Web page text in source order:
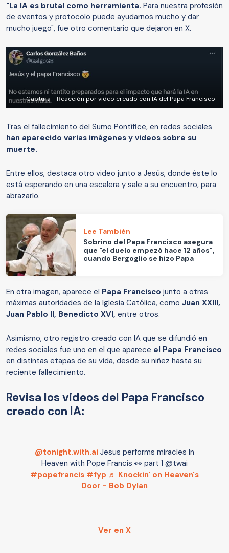
"La IA es brutal como herramienta. Para nuestra profesión
de eventos y protocolo puede ayudarnos mucho y dar
mucho juego", fue otro comentario que dejaron en X.
Captura - Reacción por video creado con IA del Papa Francisco
Tras el fallecimiento del Sumo Pontífice, en redes sociales
han aparecido varias imágenes y videos sobre su
muerte.
Entre ellos, destaca otro video junto a Jesús, donde éste lo
está esperando en una escalera y sale a su encuentro, para
abrazarlo.
Lee También
Sobrino del Papa Francisco asegura
que "el duelo empezó hace 12 años",
cuando Bergoglio se hizo Papa
En otra imagen, aparece el Papa Francisco junto a otras
máximas autoridades de la Iglesia Católica, como Juan XXIII,
Juan Pablo II, Benedicto XVI, entre otros.
Asimismo, otro registro creado con IA que se difundió en
redes sociales fue uno en el que aparece el Papa Francisco
en distintas etapas de su vida, desde su niñez hasta su
reciente fallecimiento.
Revisa los videos del Papa Francisco
creado con IA:
@tonight.with.ai Jesus performs miracles In
Heaven with Pope Francis 👀 part 1 @twai
#popefrancis #fyp ♬ Knockin' on Heaven's
Door - Bob Dylan
Ver en X